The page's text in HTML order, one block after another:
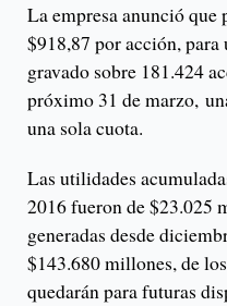
La empresa anunció que
$918,87 por acción,
gravado sobre 181.424
próximo 31 de marzo,
una sola cuota.
Las utilidades
2016 fueron de $23.025
generadas desde
$143.680 millones, de
quedarán para futuras